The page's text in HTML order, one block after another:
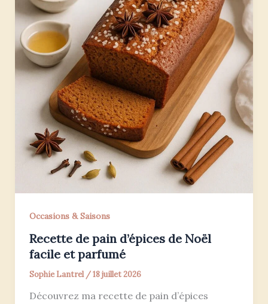
Occasions & Saisons
Recette de pain d’épices de Noël
facile et parfumé
Sophie Lantrel /18 juillet 2026
Découvrez ma recette de pain d’épices